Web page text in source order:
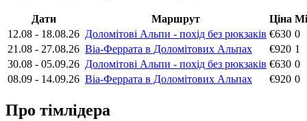
Дати Маршрут Ціна
12.08 - 18.08.26 Доломітові Альпи - похід без рюкзаків €630 0
21.08 - 27.08.26 Віа-Феррата в Доломітових Альпах €920 1
30.08 - 05.09.26 Доломітові Альпи - похід без рюкзаків €630 0
08.09 - 14.09.26 Віа-Феррата в Доломітових Альпах €920 0
Про тімлідера